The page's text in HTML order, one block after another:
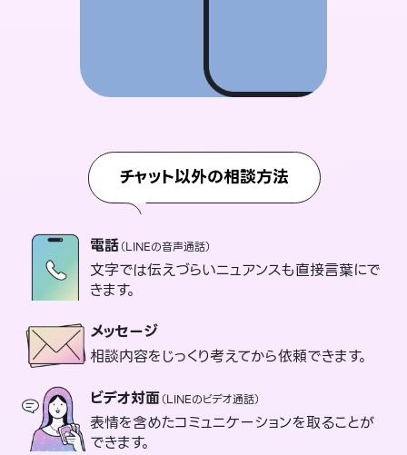
チャット以外の相談方法
電話（LINEの音声通話）
文字では伝えづらいニュアンスも直接言葉にで
きます。
メッセージ
相談内容をじっくり考えてから依頼できます。
ビデオ対面（LINEのビデオ通話）
表情を含めたコミュニケーションを取ることが
できます。